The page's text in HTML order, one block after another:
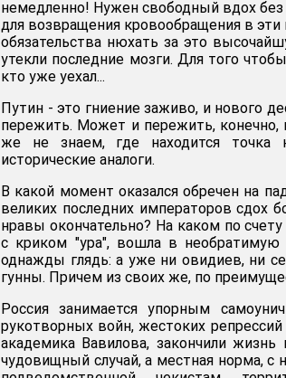
немедленно! Нужен свободный вдох
для возвращения кровообращения в эти
обязательства нюхать за это
утекли последние мозги. Для того
кто уже уехал...
Путин - это гниение заживо, и нового
пережить. Может и пережить,
же не знаем, где находится точка
исторические аналоги.
В какой момент оказался обречен на
великих последних императоров сдох
нравы окончательно? На каком по
с криком "ура", вошла в необратимую
однажды глядь: а уже ни овидиев, ни
гунны. Причем из своих же, по
Россия занимается упорным
рукотворных войн, жестоких
академика Вавилова, закончили
чудовищный случай, а местная норма,